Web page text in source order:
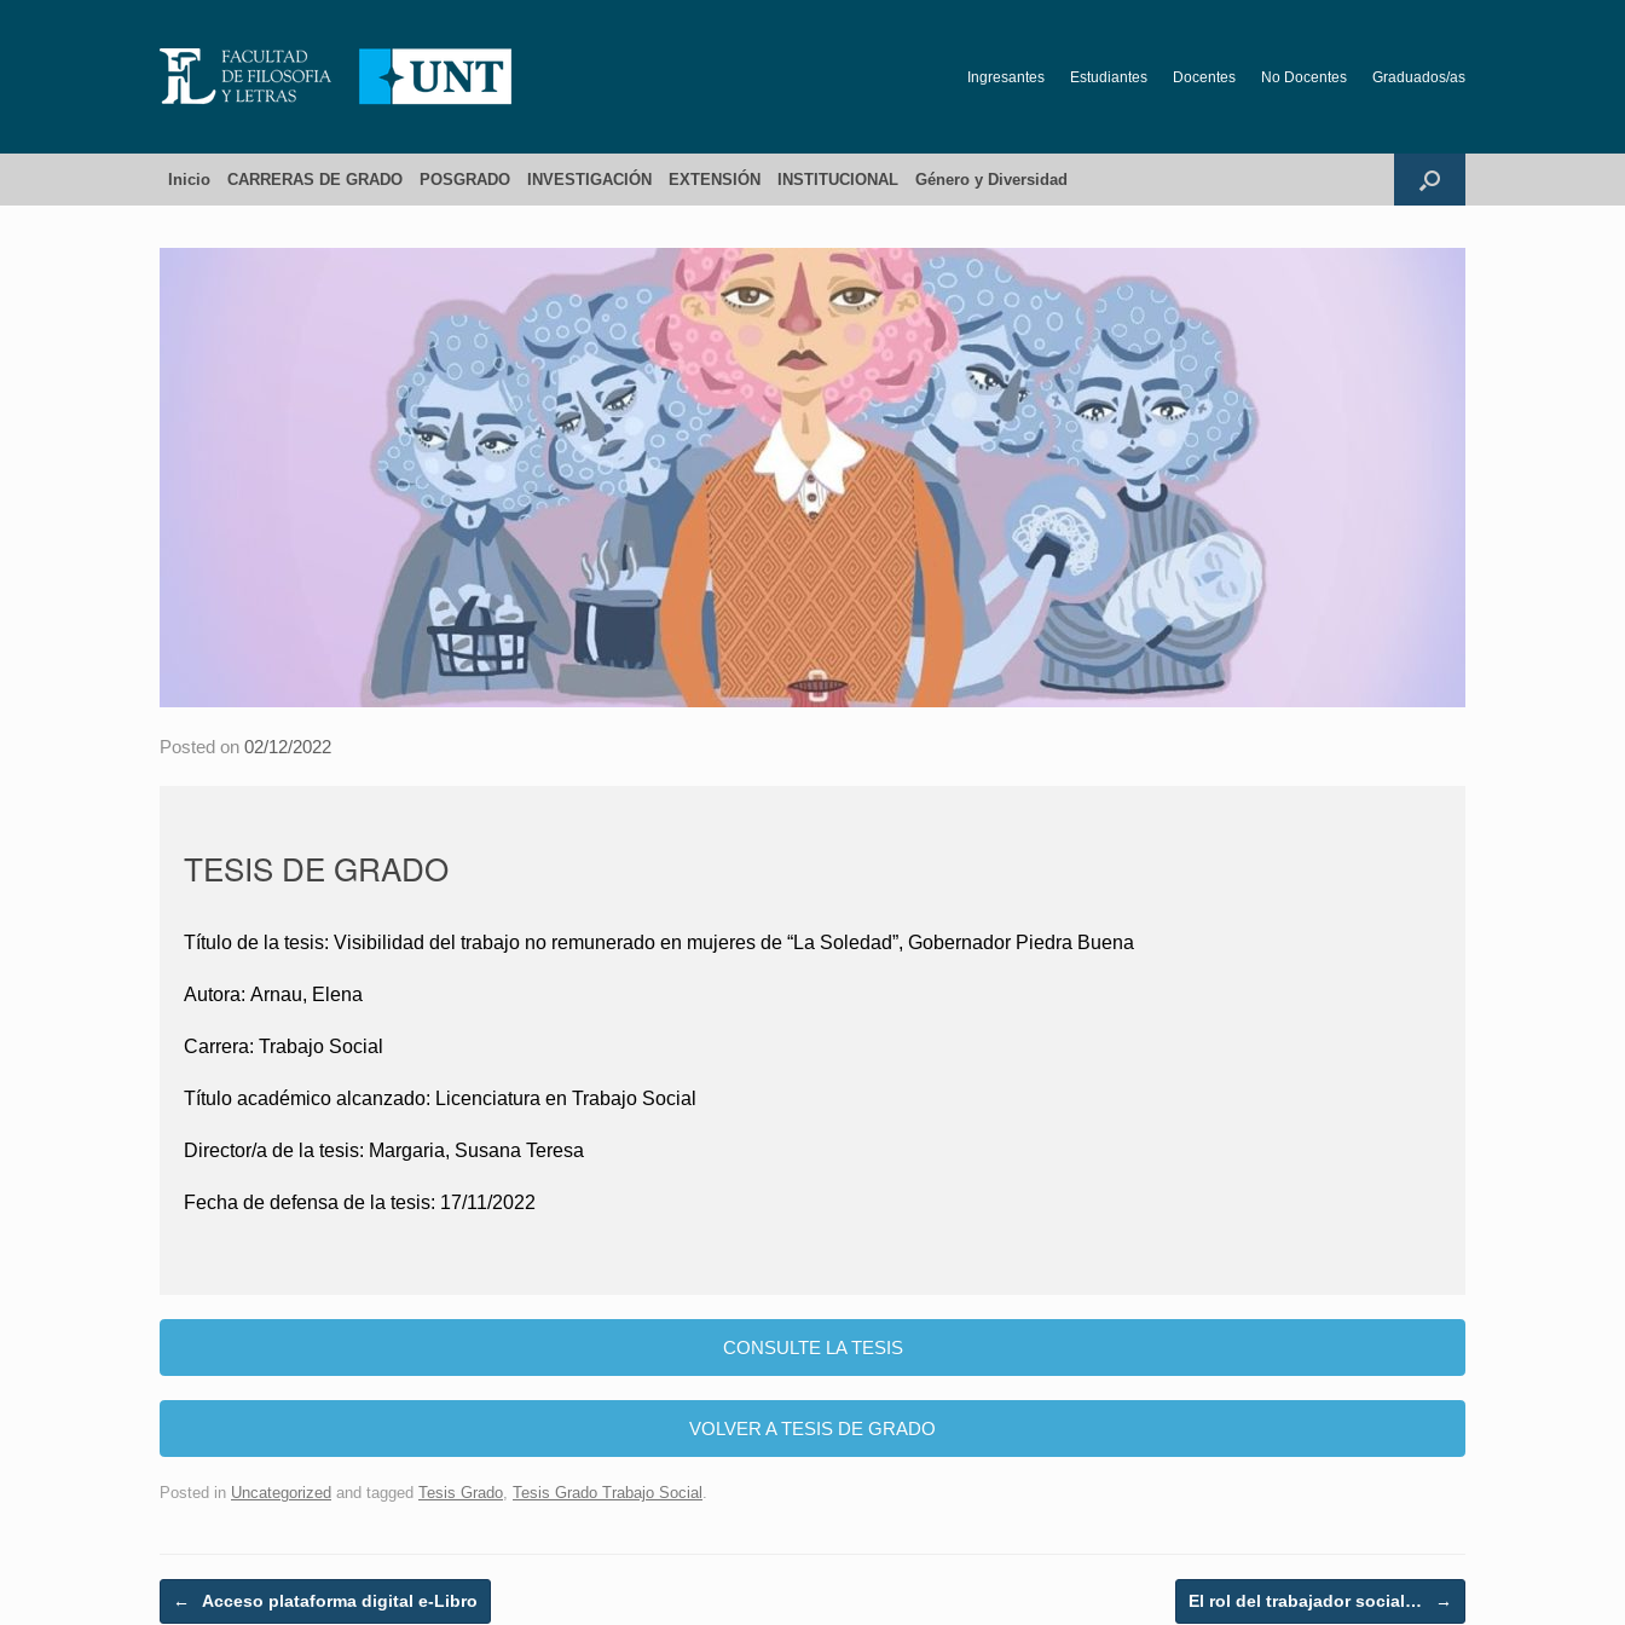
Ingresantes Estudiantes Docentes No Docentes Graduados/as
Inicio CARRERAS DE GRADO POSGRADO INVESTIGACIÓN EXTENSIÓN INSTITUCIONAL Género y Diversidad
Posted on 02/12/2022
TESIS DE GRADO
Título de la tesis: Visibilidad del trabajo no remunerado en mujeres de “La Soledad”, Gobernador Piedra Buena
Autora: Arnau, Elena
Carrera: Trabajo Social
Título académico alcanzado: Licenciatura en Trabajo Social
Director/a de la tesis: Margaria, Susana Teresa
Fecha de defensa de la tesis: 17/11/2022
CONSULTE LA TESIS
VOLVER A TESIS DE GRADO
Posted in Uncategorized and tagged Tesis Grado, Tesis Grado Trabajo Social .
Post navigation
← Acceso plataforma digital e-Libro El rol del trabajador social… →